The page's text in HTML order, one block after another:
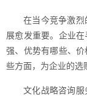
在当今竞争激
展愈发重要。企业
强、优势有哪些、
些方面，为企业的选
文化战略咨询服